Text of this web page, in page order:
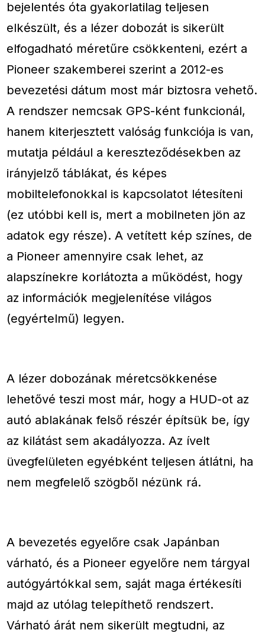
bejelentés óta gyakorlatilag teljesen
elkészült, és a lézer dobozát is sikerült
elfogadható méretűre csökkenteni, ezért a
Pioneer szakemberei szerint a 2012-es
bevezetési dátum most már biztosra vehető.
A rendszer nemcsak GPS-ként funkcionál,
hanem kiterjesztett valóság funkciója is van,
mutatja például a kereszteződésekben az
irányjelző táblákat, és képes
mobiltelefonokkal is kapcsolatot létesíteni
(ez utóbbi kell is, mert a mobilneten jön az
adatok egy része). A vetített kép színes, de
a Pioneer amennyire csak lehet, az
alapszínekre korlátozta a működést, hogy
az információk megjelenítése világos
(egyértelmű) legyen.
A lézer dobozának méretcsökkenése
lehetővé teszi most már, hogy a HUD-ot az
autó ablakának felső részér építsük be, így
az kilátást sem akadályozza. Az ívelt
üvegfelületen egyébként teljesen átlátni, ha
nem megfelelő szögből nézünk rá.
A bevezetés egyelőre csak Japánban
várható, és a Pioneer egyelőre nem tárgyal
autógyártókkal sem, saját maga értékesíti
majd az utólag telepíthető rendszert.
Várható árát nem sikerült megtudni, az